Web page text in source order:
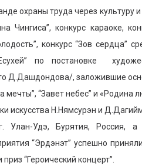
охраны труда через культуру
Чингиса”, конкурс караоке,
конкурс “Зов сердца”
по постановке
Д.Дашдондова/, заложившие
мечты”, “Завет небес” и «Родина
Н.Нямсурэн и
Улан-Удэ, Бурятия, Россия, а
“Эрдэнэт” успешно
“Героический концерт”.